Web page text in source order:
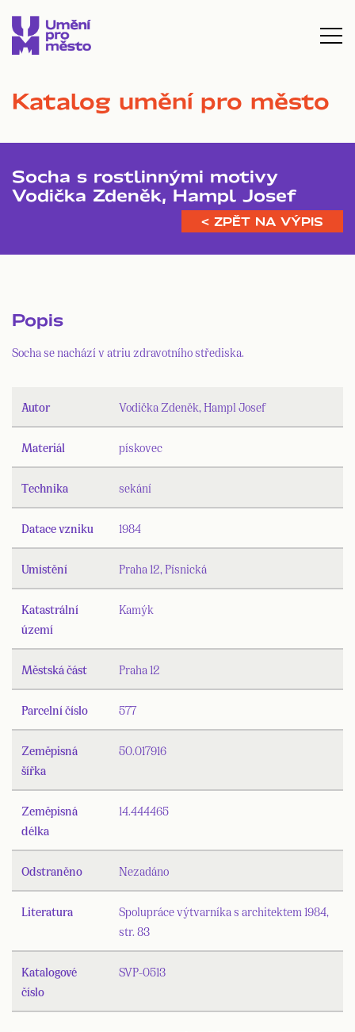
Katalog umění pro město
Socha s rostlinnými motivy
Vodička Zdeněk, Hampl Josef
< ZPĚT NA VÝPIS
Popis
Socha se nachází v atriu zdravotního střediska.
Autor Vodička Zdeněk, Hampl Josef
Materiál pískovec
Technika sekání
Datace vzniku 1984
Umístění Praha 12, Písnická
Katastrální
území
Kamýk
Městská část Praha 12
Parcelní číslo 577
Zeměpisná
šířka
50.017916
Zeměpisná
délka
14.444465
Odstraněno Nezadáno
Literatura
Spolupráce výtvarníka s architektem 1984,
str. 83
Katalogové
číslo
SVP-0513